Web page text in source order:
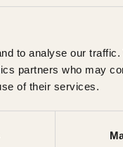
to analyse our
partners who may
of their services.